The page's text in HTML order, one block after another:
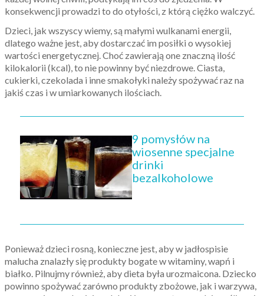
konsekwencji prowadzi to do otyłości, z którą ciężko walczyć.
Dzieci, jak wszyscy wiemy, są małymi wulkanami energii,
dlatego ważne jest, aby dostarczać im posiłki o wysokiej
wartości energetycznej. Choć zawierają one znaczną ilość
kilokalorii (kcal), to nie powinny być niezdrowe. Ciasta,
cukierki, czekolada i inne smakołyki należy spożywać raz na
jakiś czas i w umiarkowanych ilościach.
9 pomysłów na
wiosenne specjalne
drinki
bezalkoholowe
Ponieważ dzieci rosną, konieczne jest, aby w jadłospisie
malucha znalazły się produkty bogate w witaminy, wapń i
białko. Pilnujmy również, aby dieta była urozmaicona. Dziecko
powinno spożywać zarówno produkty zbożowe, jak i warzywa,